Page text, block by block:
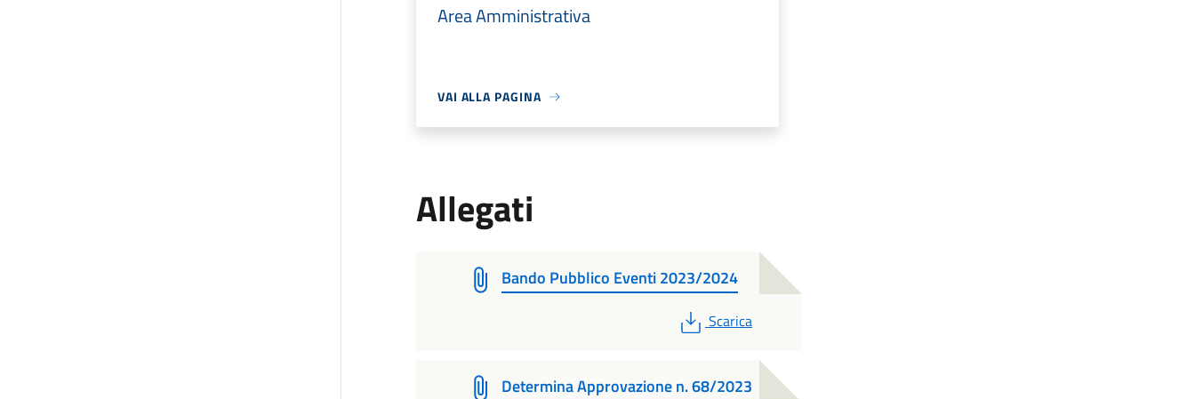
Area Amministrativa
VAI ALLA PAGINA
Allegati
Bando Pubblico Eventi 2023/2024
PDF
Scarica
Determina Approvazione n. 68/2023